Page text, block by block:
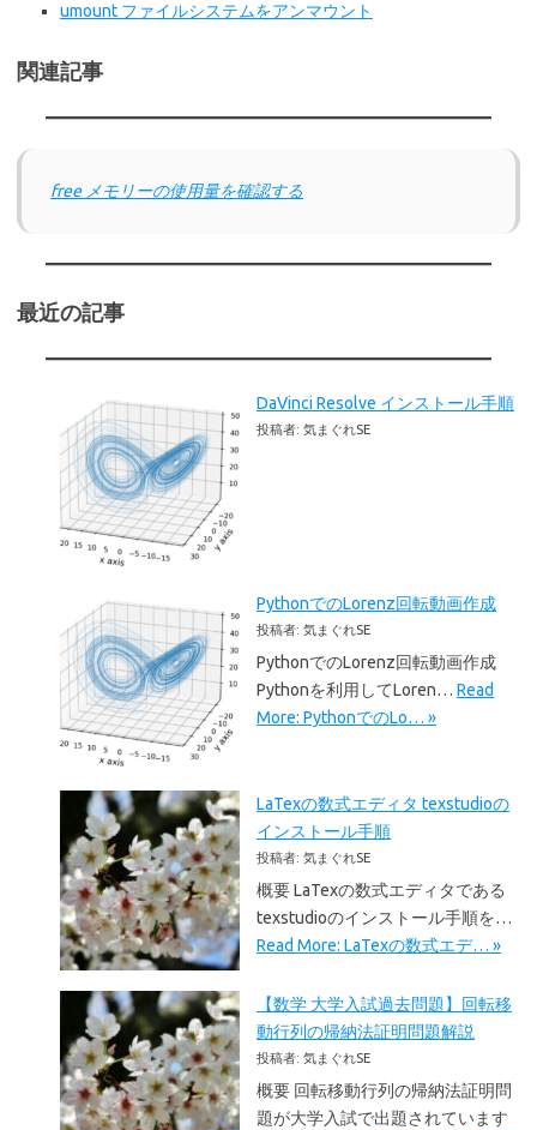
umount ファイルシステムをアンマウント
関連記事
free メモリーの使用量を確認する
最近の記事
DaVinci Resolve インストール手順
投稿者: 気まぐれSE
PythonでのLorenz回転動画作成
投稿者: 気まぐれSE
PythonでのLorenz回転動画作成
Pythonを利用してLoren… Read
More: PythonでのLo… »
LaTexの数式エディタ texstudioの
インストール手順
投稿者: 気まぐれSE
概要 LaTexの数式エディタである
texstudioのインストール手順を…
Read More: LaTexの数式エデ… »
【数学 大学入試過去問題】回転移
動行列の帰納法証明問題解説
投稿者: 気まぐれSE
概要 回転移動行列の帰納法証明問
題が大学入試で出題されています